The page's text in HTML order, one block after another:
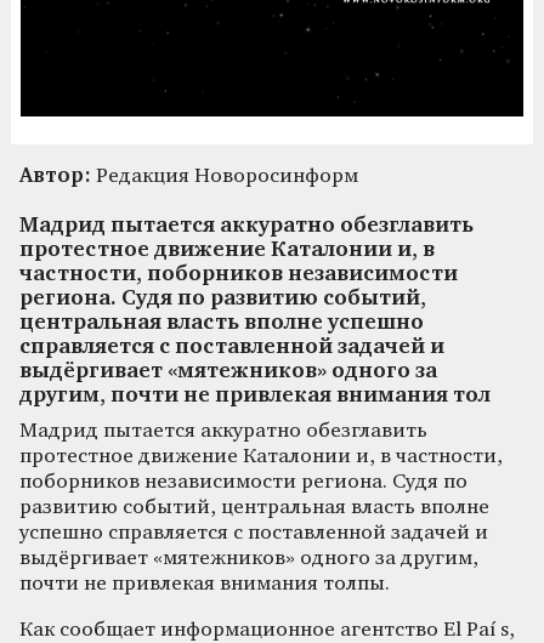
Автор: Редакция Новоросинформ
Мадрид пытается аккуратно обезглавить
протестное движение Каталонии и, в
частности, поборников независимости
региона. Судя по развитию событий,
центральная власть вполне успешно
справляется с поставленной задачей и
выдёргивает «мятежников» одного за
другим, почти не привлекая внимания тол
Мадрид пытается аккуратно обезглавить
протестное движение Каталонии и, в частности,
поборников независимости региона. Судя по
развитию событий, центральная власть вполне
успешно справляется с поставленной задачей и
выдёргивает «мятежников» одного за другим,
почти не привлекая внимания толпы.
Как сообщает информационное агентство El Paí s,